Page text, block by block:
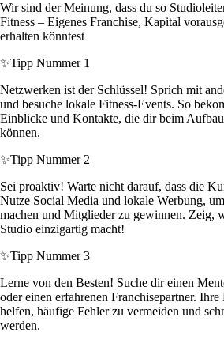
Wir sind der Meinung, dass du so
Fitness – Eigenes Franchise, Kapital
erhalten könntest
✨Tipp Nummer 1
Netzwerken ist der Schlüssel! Sprich mit
und besuche lokale Fitness-Events. So
Einblicke und Kontakte, die dir beim
können.
✨Tipp Nummer 2
Sei proaktiv! Warte nicht darauf, dass die
Nutze Social Media und lokale Werbung,
machen und Mitglieder zu gewinnen. Zeig,
Studio einzigartig macht!
✨Tipp Nummer 3
Lerne von den Besten! Suche dir einen
oder einen erfahrenen Franchisepartner.
helfen, häufige Fehler zu vermeiden und
werden.